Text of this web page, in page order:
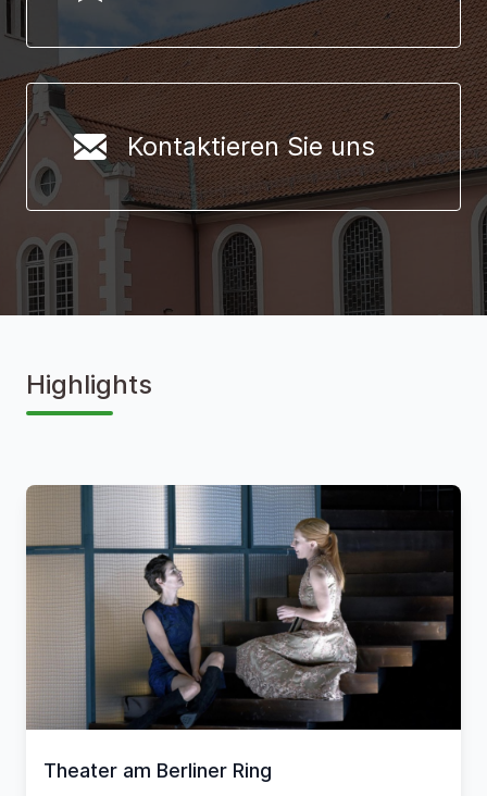
Kontaktieren Sie uns
Highlights
Theater am Berliner Ring